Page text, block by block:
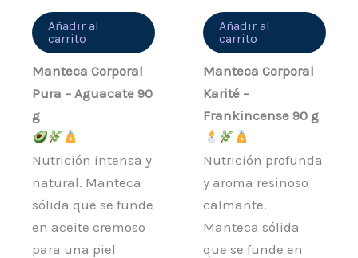
Añadir al
carrito
Manteca Corporal
Pura – Aguacate 90
g
Nutrición intensa y
natural. Manteca
sólida que se funde
en aceite cremoso
para una piel
Añadir al
carrito
Manteca Corporal
Karité –
Frankincense 90 g
Nutrición profunda
y aroma resinoso
calmante.
Manteca sólida
que se funde en